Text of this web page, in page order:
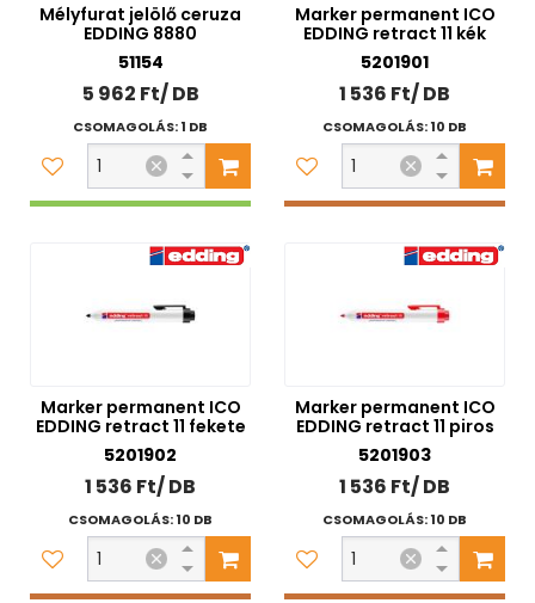
Mélyfurat jelölő ceruza
EDDING 8880
51154
5 962 Ft/ DB
CSOMAGOLÁS: 1 DB
Marker permanent ICO
EDDING retract 11 kék
5201901
1 536 Ft/ DB
CSOMAGOLÁS: 10 DB
Marker permanent ICO
EDDING retract 11 fekete
5201902
1 536 Ft/ DB
CSOMAGOLÁS: 10 DB
Marker permanent ICO
EDDING retract 11 piros
5201903
1 536 Ft/ DB
CSOMAGOLÁS: 10 DB